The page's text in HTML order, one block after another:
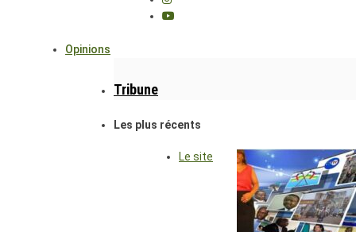
Opinions
Tribune
Les plus récents
Le site